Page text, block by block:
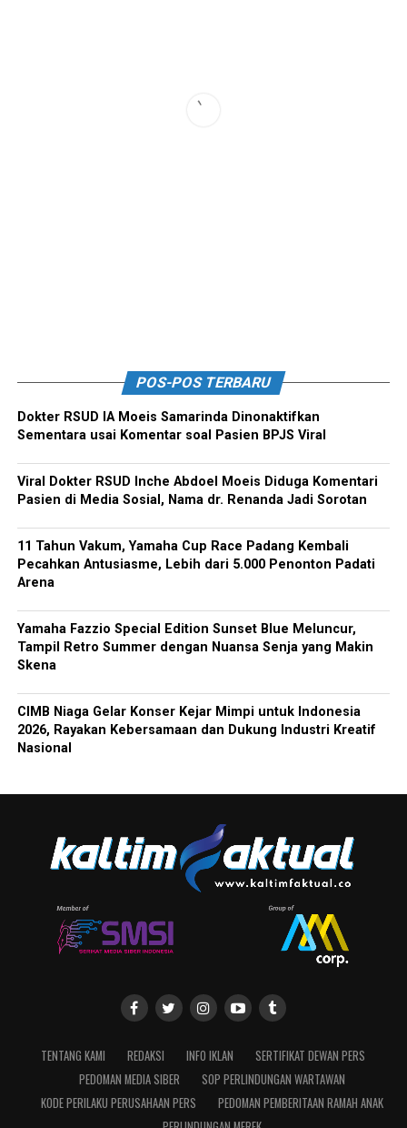
POS-POS TERBARU
Dokter RSUD IA Moeis Samarinda Dinonaktifkan
Sementara usai Komentar soal Pasien BPJS Viral
Viral Dokter RSUD Inche Abdoel Moeis Diduga Komentari
Pasien di Media Sosial, Nama dr. Renanda Jadi Sorotan
11 Tahun Vakum, Yamaha Cup Race Padang Kembali
Pecahkan Antusiasme, Lebih dari 5.000 Penonton Padati
Arena
Yamaha Fazzio Special Edition Sunset Blue Meluncur,
Tampil Retro Summer dengan Nuansa Senja yang Makin
Skena
CIMB Niaga Gelar Konser Kejar Mimpi untuk Indonesia
2026, Rayakan Kebersamaan dan Dukung Industri Kreatif
Nasional
TENTANG KAMI REDAKSI INFO IKLAN
SERTIFIKAT DEWAN PERS
PEDOMAN MEDIA SIBER
SOP PERLINDUNGAN WARTAWAN
KODE PERILAKU PERUSAHAAN PERS
PEDOMAN PEMBERITAAN RAMAH ANAK